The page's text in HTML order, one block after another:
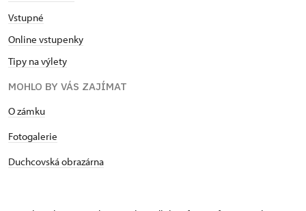
Vstupné
Online vstupenky
Tipy na výlety
MOHLO BY VÁS ZAJÍMAT
O zámku
Fotogalerie
Duchcovská obrazárna